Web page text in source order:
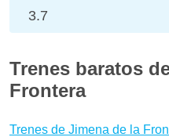
3.7
Trenes baratos
Frontera
Trenes de Jimena de la